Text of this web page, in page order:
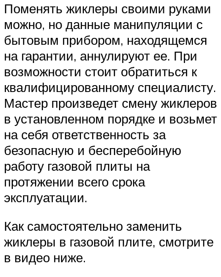
Поменять жиклеры своими руками
можно, но данные манипуляции с
бытовым прибором, находящемся
на гарантии, аннулируют ее. При
возможности стоит обратиться к
квалифицированному специалисту.
Мастер произведет смену жиклеров
в установленном порядке и возьмет
на себя ответственность за
безопасную и бесперебойную
работу газовой плиты на
протяжении всего срока
эксплуатации.
Как самостоятельно заменить
жиклеры в газовой плите, смотрите
в видео ниже.